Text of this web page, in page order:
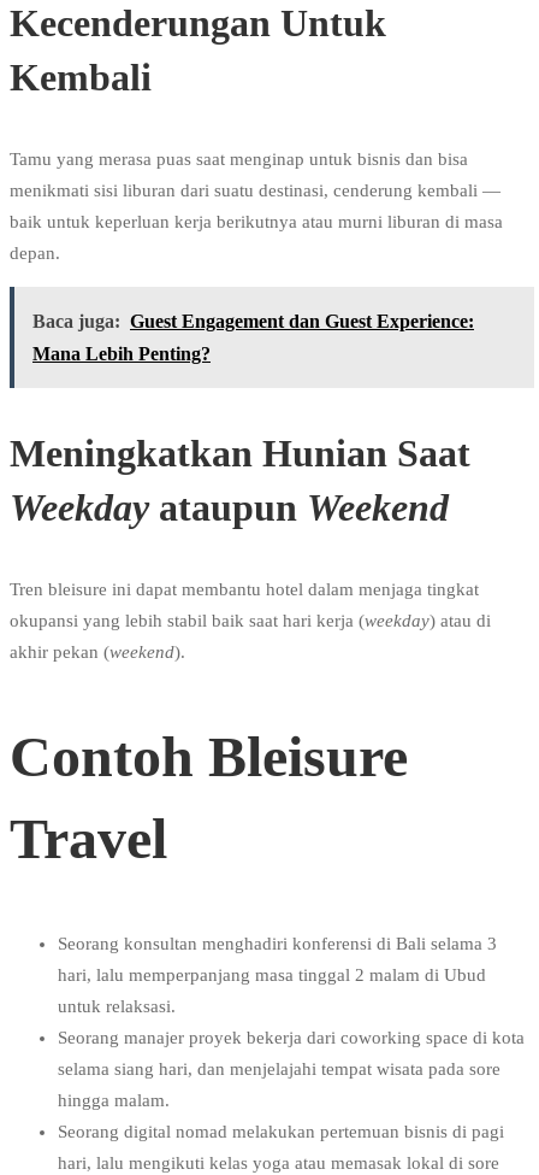
Kecenderungan Untuk
Kembali
Tamu yang merasa puas saat menginap untuk bisnis dan bisa
menikmati sisi liburan dari suatu destinasi, cenderung kembali —
baik untuk keperluan kerja berikutnya atau murni liburan di masa
depan.
Baca juga: Guest Engagement dan Guest Experience:
Mana Lebih Penting?
Meningkatkan Hunian Saat
Weekdayataupun Weekend
Tren bleisure ini dapat membantu hotel dalam menjaga tingkat
okupansi yang lebih stabil baik saat hari kerja (weekday) atau di
akhir pekan (weekend).
Contoh Bleisure
Travel
Seorang konsultan menghadiri konferensi di Bali selama 3
hari, lalu memperpanjang masa tinggal 2 malam di Ubud
untuk relaksasi.
Seorang manajer proyek bekerja dari coworking space di kota
selama siang hari, dan menjelajahi tempat wisata pada sore
hingga malam.
Seorang digital nomad melakukan pertemuan bisnis di pagi
hari, lalu mengikuti kelas yoga atau memasak lokal di sore